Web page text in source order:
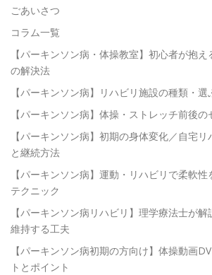
ごあいさつ
コラム一覧
【パーキンソン病・体操教室】初心者が抱
の解決法
【パーキンソン病】リハビリ施設の種類・選
【パーキンソン病】体操・ストレッチ前後
【パーキンソン病】初期の身体変化／自宅
と継続方法
【パーキンソン病】運動・リハビリで柔軟
テクニック
【パーキンソン病リハビリ】理学療法士が
維持する工夫
【パーキンソン病初期の方向け】体操動画
トとポイント